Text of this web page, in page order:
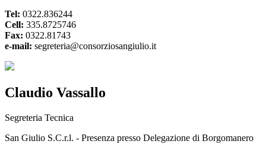
Tel: 0322.836244
Cell: 335.8725746
Fax: 0322.81743
e-mail: segreteria@consorziosangiulio.it
Claudio Vassallo
Segreteria Tecnica
San Giulio S.C.r.l. - Presenza presso Delegazione di Borgomanero